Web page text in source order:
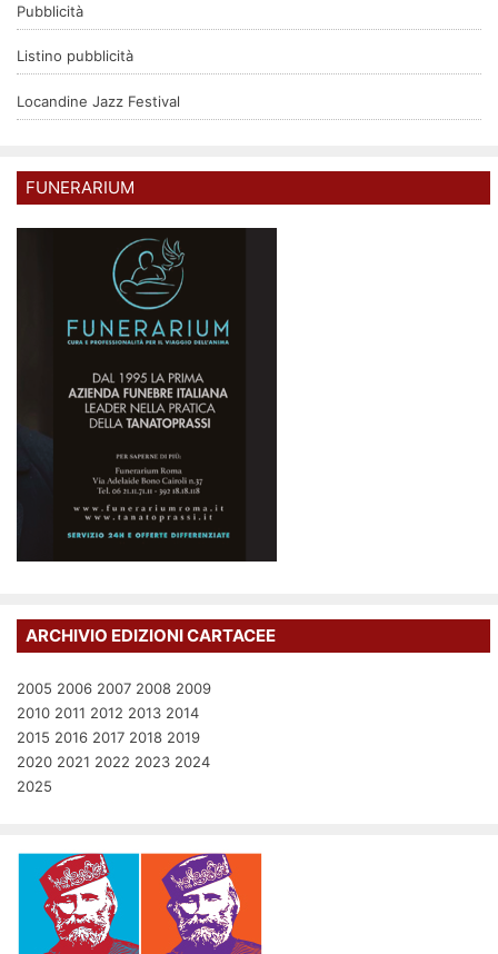
Pubblicità
Listino pubblicità
Locandine Jazz Festival
FUNERARIUM
ARCHIVIO EDIZIONI CARTACEE
2005 2006 2007 2008 2009
2010 2011 2012 2013 2014
2015 2016 2017 2018 2019
2020 2021 2022 2023 2024
2025